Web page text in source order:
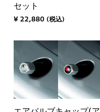
セット
¥ 22,880 (税込)